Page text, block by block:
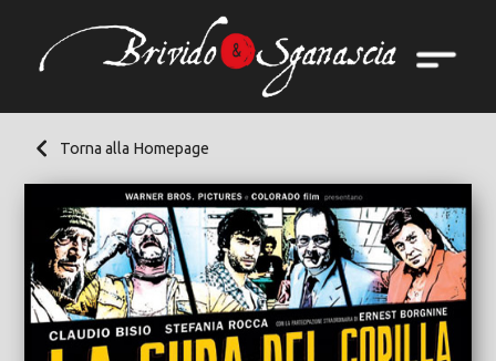
Torna alla Homepage